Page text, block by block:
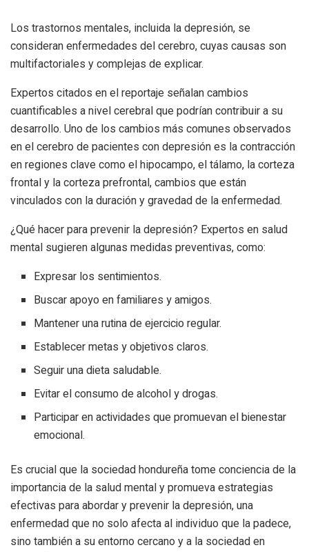
Los trastornos mentales, incluida la depresión, se
consideran enfermedades del cerebro, cuyas causas son
multifactoriales y complejas de explicar.
Expertos citados en el reportaje señalan cambios
cuantificables a nivel cerebral que podrían contribuir a su
desarrollo. Uno de los cambios más comunes observados
en el cerebro de pacientes con depresión es la contracción
en regiones clave como el hipocampo, el tálamo, la corteza
frontal y la corteza prefrontal, cambios que están
vinculados con la duración y gravedad de la enfermedad.
¿Qué hacer para prevenir la depresión? Expertos en salud
mental sugieren algunas medidas preventivas, como:
Expresar los sentimientos.
Buscar apoyo en familiares y amigos.
Mantener una rutina de ejercicio regular.
Establecer metas y objetivos claros.
Seguir una dieta saludable.
Evitar el consumo de alcohol y drogas.
Participar en actividades que promuevan el bienestar
emocional.
Es crucial que la sociedad hondureña tome conciencia de la
importancia de la salud mental y promueva estrategias
efectivas para abordar y prevenir la depresión, una
enfermedad que no solo afecta al individuo que la padece,
sino también a su entorno cercano y a la sociedad en